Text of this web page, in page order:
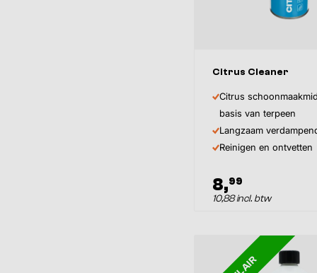
Citrus Cleaner
Citrus
basis van terpeen
Langzaam
Reinigen en ontvetten
8,99
10,88 incl. btw